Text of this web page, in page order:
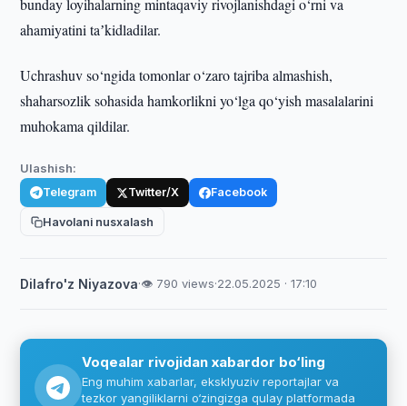
bunday loyihalarning mintaqaviy rivojlanishdagi o‘rni va
ahamiyatini taʼkidladilar.
Uchrashuv so‘ngida tomonlar o‘zaro tajriba almashish,
shaharsozlik sohasida hamkorlikni yo‘lga qo‘yish masalalarini
muhokama qildilar.
Ulashish:
Telegram Twitter/X Facebook
Havolani nusxalash
Dilafro'z Niyazova·👁 790 views·22.05.2025 · 17:10
Voqealar rivojidan xabardor bo‘ling
Eng muhim xabarlar, eksklyuziv reportajlar va
tezkor yangiliklarni o‘zingizga qulay platformada